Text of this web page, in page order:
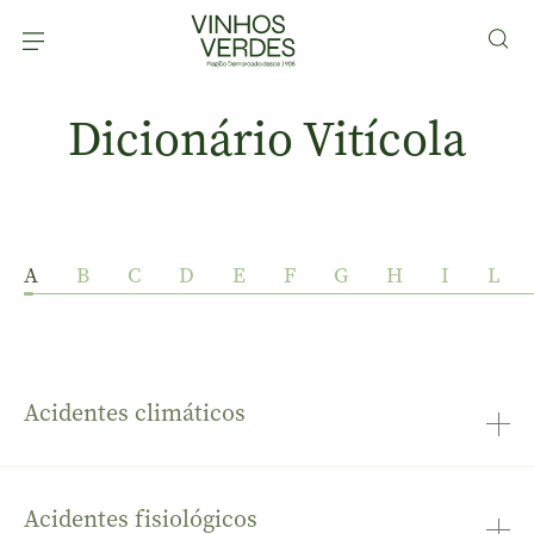
Dicionário Vitícola
A B C D E F G H I L
Acidentes climáticos
produção (geadas, granizo, etc)
Acidentes fisiológicos